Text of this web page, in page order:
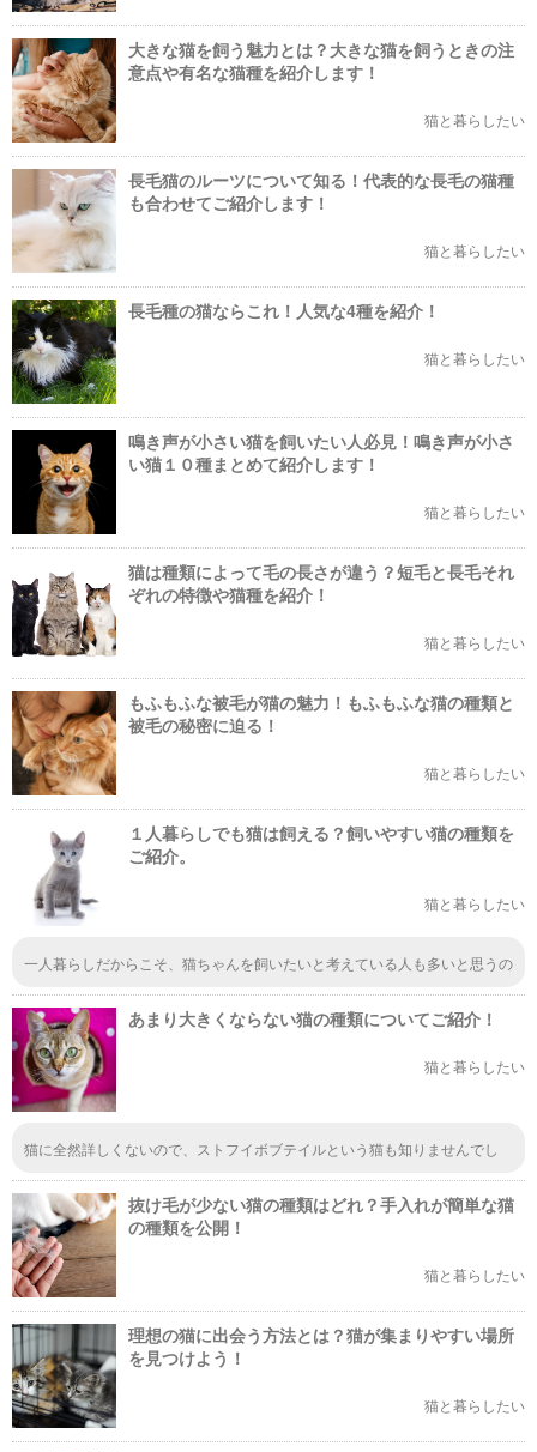
大きな猫を飼う魅力とは？大きな猫を飼うときの注
意点や有名な猫種を紹介します！
猫と暮らしたい
長毛猫のルーツについて知る！代表的な長毛の猫種
も合わせてご紹介します！
猫と暮らしたい
長毛種の猫ならこれ！人気な4種を紹介！
猫と暮らしたい
鳴き声が小さい猫を飼いたい人必見！鳴き声が小さ
い猫１０種まとめて紹介します！
猫と暮らしたい
猫は種類によって毛の長さが違う？短毛と長毛それ
ぞれの特徴や猫種を紹介！
猫と暮らしたい
もふもふな被毛が猫の魅力！もふもふな猫の種類と
被毛の秘密に迫る！
猫と暮らしたい
１人暮らしでも猫は飼える？飼いやすい猫の種類を
ご紹介。
猫と暮らしたい
一人暮らしだからこそ、猫ちゃんを飼いたいと考えている人も多いと思うの
な性格なので、猫を飼うのが初心者な人にも飼いやすい猫ちゃんなんじゃな
いでしょうか。
あまり大きくならない猫の種類についてご紹介！
猫と暮らしたい
猫に全然詳しくないので、ストフイボブテイルという猫も知りませんでし
とのことで人気があるみたいです。なので、あまり大きくならない猫ちゃん
も人気がありそうですね。抜け毛が少ない猫の種類はどれ？手入れが簡単な猫
の種類を公開！
猫と暮らしたい
理想の猫に出会う方法とは？猫が集まりやすい場所
を見つけよう！
猫と暮らしたい